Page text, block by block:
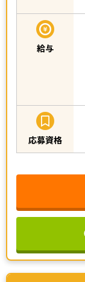
給与
応募資格